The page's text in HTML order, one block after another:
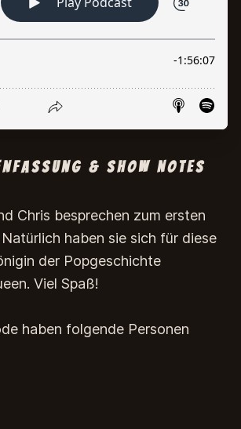
& Show Notes
Chris besprechen zum ersten
haben sie sich für diese
der Popgeschichte
Viel Spaß!
haben folgende Personen